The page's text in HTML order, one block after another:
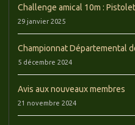
Challenge amical 10m :
29 janvier 2025
Championnat Départemental
5 décembre 2024
Avis aux nouveaux membres
21 novembre 2024